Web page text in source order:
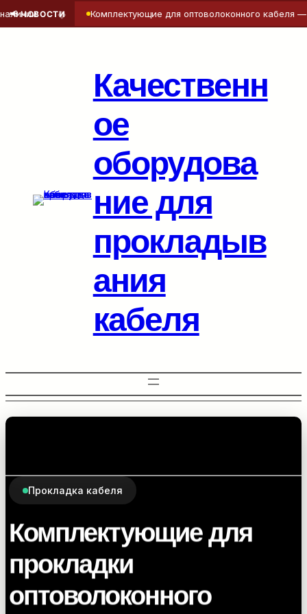
Качественн
ое
оборудова
ние для
прокладыв
ания
кабеля
Прокладка кабеля
Комплектующие для
прокладки
оптоволоконного
📢 НОВОСТИ
◆ Комплектующие для оптоволоконного кабеля —